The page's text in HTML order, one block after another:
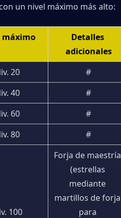
un nivel máximo más alto:
máximo
Detalles
adicionales
20
#
40
#
60
#
80 #
100
Forja de maestría
(estrellas
mediante
martillos de forja
para